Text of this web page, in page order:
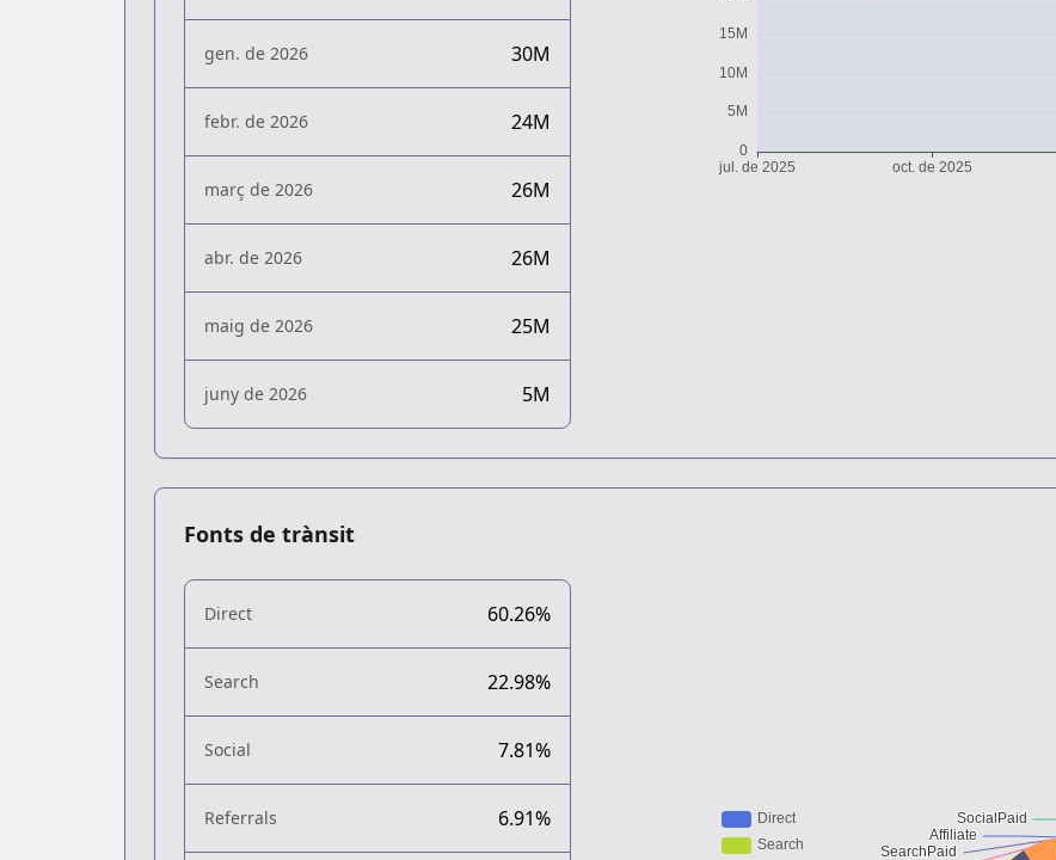
gen. de 2026 30M
febr. de 2026 24M
març de 2026 26M
abr. de 2026 26M
maig de 2026 25M
juny de 2026 5M
Fonts de trànsit
Direct 60.26%
Search 22.98%
Social 7.81%
Referrals 6.91%